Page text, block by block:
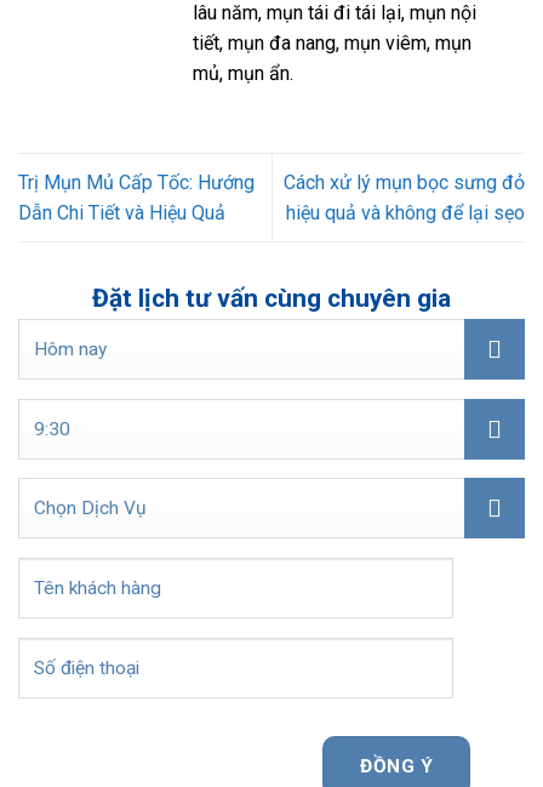
lâu năm, mụn tái đi tái lại, mụn nội
tiết, mụn đa nang, mụn viêm, mụn
mủ, mụn ẩn.
Trị Mụn Mủ Cấp Tốc: Hướng
Dẫn Chi Tiết và Hiệu Quả
Cách xử lý mụn bọc sưng đỏ
hiệu quả và không để lại sẹo
Đặt lịch tư vấn cùng chuyên gia